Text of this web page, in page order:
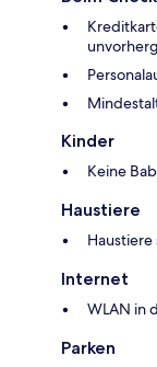
Kinder
Keine
Haustiere
Internet
WLAN in
Parken